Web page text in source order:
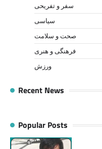
سفر و تفریحی
سیاسی
صحت و سلامت
فرهنگی و هنری
ورزش
Recent News
Popular Posts